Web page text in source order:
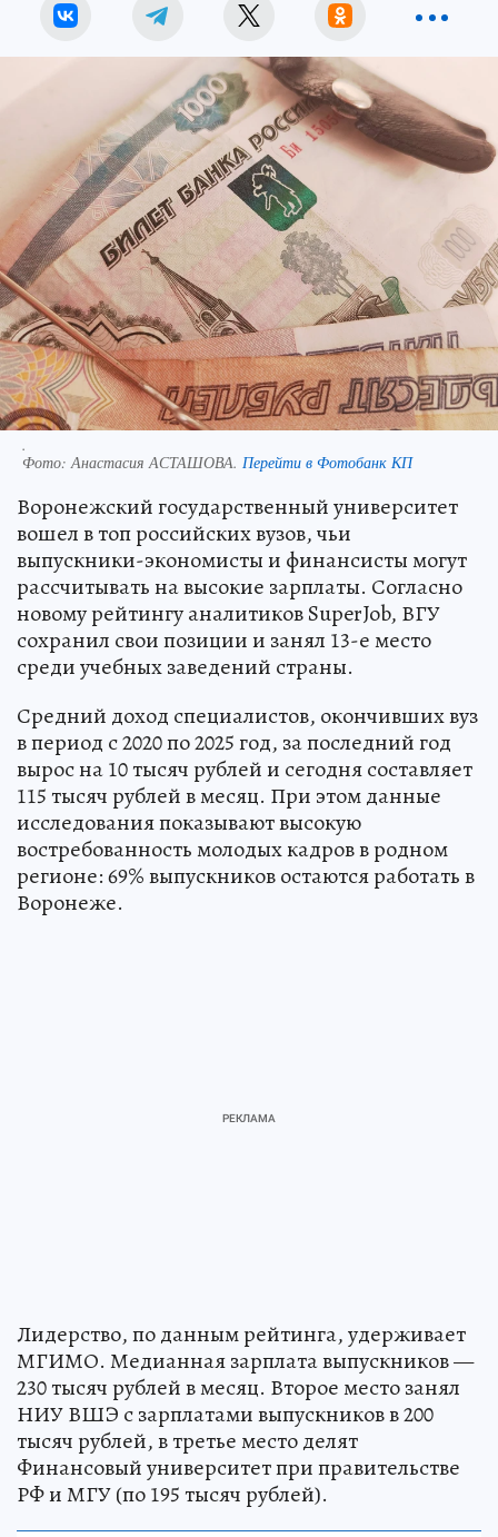
.
Фото: Анастасия АСТАШОВА. Перейти в Фотобанк КП
Воронежский государственный университет
вошел в топ российских вузов, чьи
выпускники-экономисты и финансисты могут
рассчитывать на высокие зарплаты. Согласно
новому рейтингу аналитиков SuperJob, ВГУ
сохранил свои позиции и занял 13-е место
среди учебных заведений страны.
Средний доход специалистов, окончивших вуз
в период с 2020 по 2025 год, за последний год
вырос на 10 тысяч рублей и сегодня составляет
115 тысяч рублей в месяц. При этом данные
исследования показывают высокую
востребованность молодых кадров в родном
регионе: 69% выпускников остаются работать в
Воронеже.
Лидерство, по данным рейтинга, удерживает
МГИМО. Медианная зарплата выпускников —
230 тысяч рублей в месяц. Второе место занял
НИУ ВШЭ с зарплатами выпускников в 200
тысяч рублей, в третье место делят
Финансовый университет при правительстве
РФ и МГУ (по 195 тысяч рублей).